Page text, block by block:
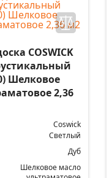
COSWICK
Шелковое
2,36
Coswick
Светлый
Дуб
Шелковое масло